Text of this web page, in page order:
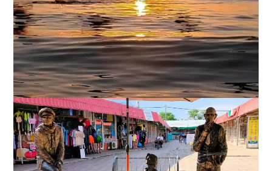
Температура морської води в Одесі 1 серпня: чи буде
комфортно купатися
0
01-08-2026 в 07:24
ВИБІР РЕДАКЦІЇ